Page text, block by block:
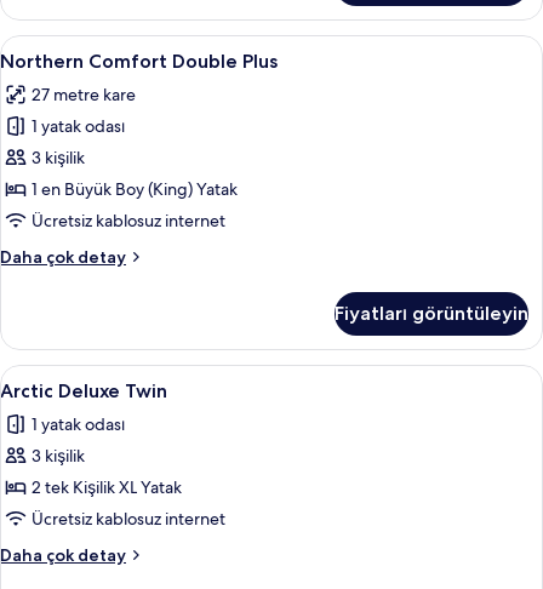
daha
fazla
detay
Northern
Comfort
Double
Plus
için
tüm
fotoğrafları
Kaliteli yatak takımı, memory foam
13
Northern Comfort Double Plus
27 metre kare
1 yatak odası
3 kişilik
1 en Büyük Boy (King) Yatak
Ücretsiz kablosuz internet
Daha çok detay
Northern
hakkında
daha
fazla
Fiyatları görüntüleyin
Arctic
Deluxe
Twin
için
tüm
fotoğrafları
görün
Kaliteli yatak takımı, memory foam
1
Arctic Deluxe Twin
1 yatak odası
3 kişilik
2 tek Kişilik XL Yatak
Ücretsiz kablosuz internet
Daha çok detay
Arctic